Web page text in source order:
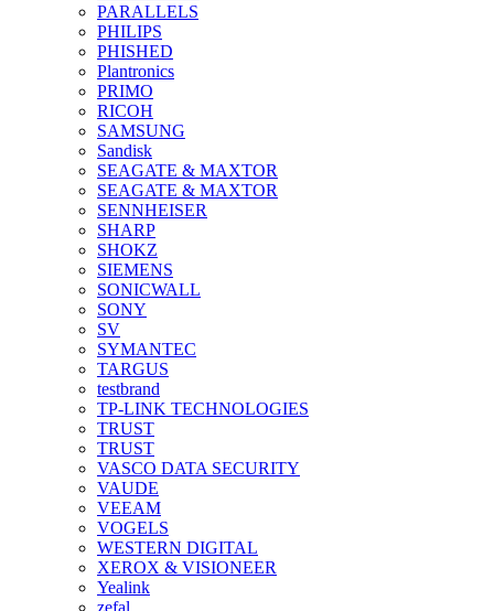
PARALLELS
PHILIPS
PHISHED
Plantronics
PRIMO
RICOH
SAMSUNG
Sandisk
SEAGATE & MAXTOR
SEAGATE & MAXTOR
SENNHEISER
SHARP
SHOKZ
SIEMENS
SONICWALL
SONY
SV
SYMANTEC
TARGUS
testbrand
TP-LINK TECHNOLOGIES
TRUST
TRUST
VASCO DATA SECURITY
VAUDE
VEEAM
VOGELS
WESTERN DIGITAL
XEROX & VISIONEER
Yealink
zefal